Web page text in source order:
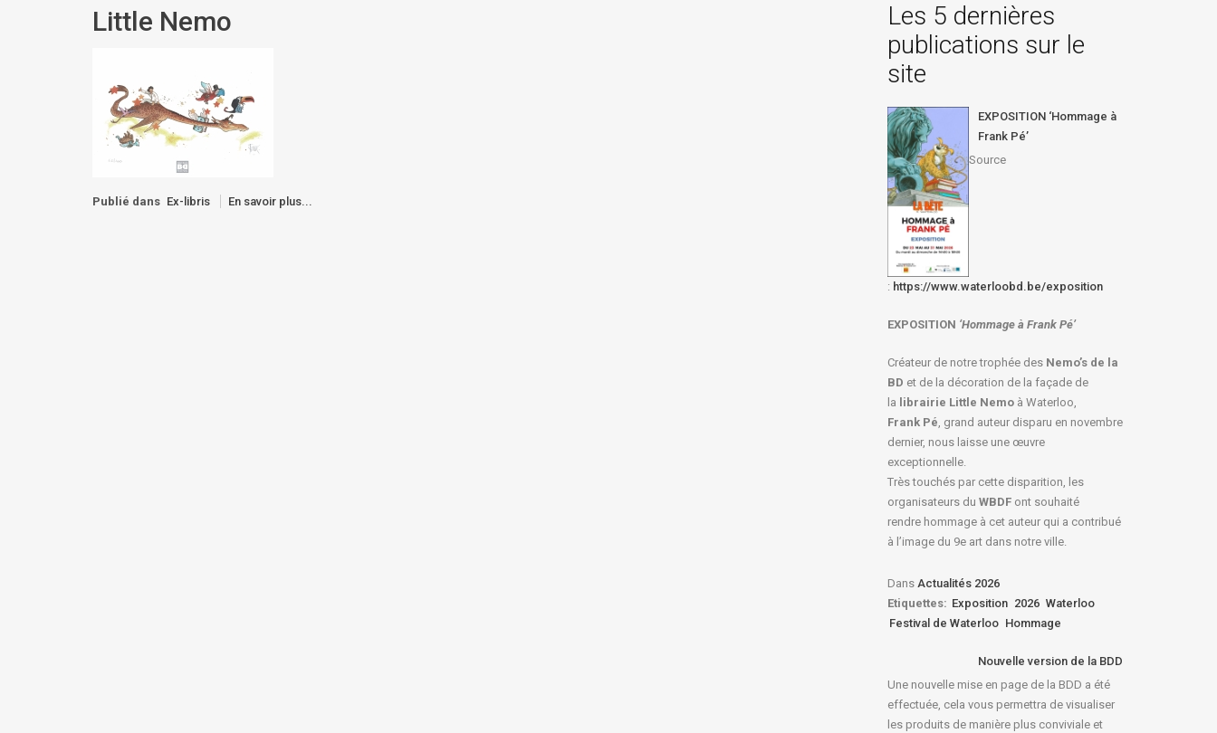
Little Nemo
Publié dans Ex-libris En savoir plus...
Les 5 dernières
publications sur le
site
EXPOSITION ‘Hommage à
Frank Pé’
Source
: https://www.waterloobd.be/exposition
EXPOSITION ‘Hommage à Frank Pé’
Créateur de notre trophée des Nemo’s de la
BD et de la décoration de la façade de
la librairie Little Nemoà Waterloo,
Frank Pé, grand auteur disparu en novembre
dernier, nous laisse une œuvre
exceptionnelle.
Très touchés par cette disparition, les
organisateurs du WBDF ont souhaité
rendre hommage à cet auteur qui a contribué
à l’image du 9e art dans notre ville.
Dans Actualités 2026
Etiquettes: Exposition 2026 Waterloo
Festival de Waterloo Hommage
Nouvelle version de la BDD
Une nouvelle mise en page de la BDD a été
effectuée, cela vous permettra de visualiser
les produits de manière plus conviviale et